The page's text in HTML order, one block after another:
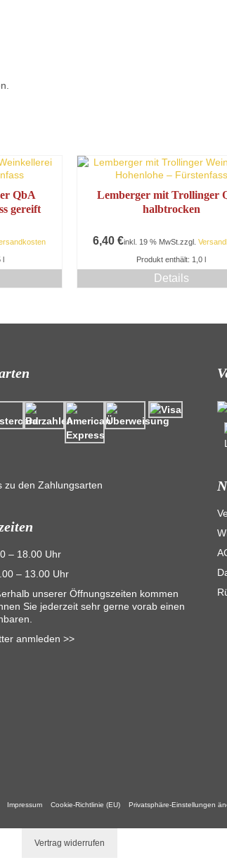
QbA
gereift
Lemberger mit Trollinger
halbtrocken
6,40€inkl. 19 % MwSt.zzgl.
Produkt enthält: 1,0
Details
zu den Zahlungsarten
– 18.00 Uhr
– 13.00 Uhr
unserer Öffnungszeiten kommen
Sie jederzeit sehr gerne vorab einen
anmleden >>
Impressum Cookie-Richtlinie (EU) Privatsphäre-Einstellungen
Vertrag widerrufen